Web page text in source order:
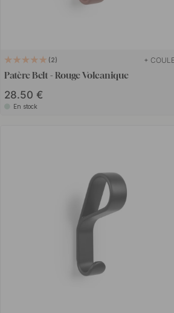
2 +
Patère Belt - Rouge Volcanique
28.50 €
En stock